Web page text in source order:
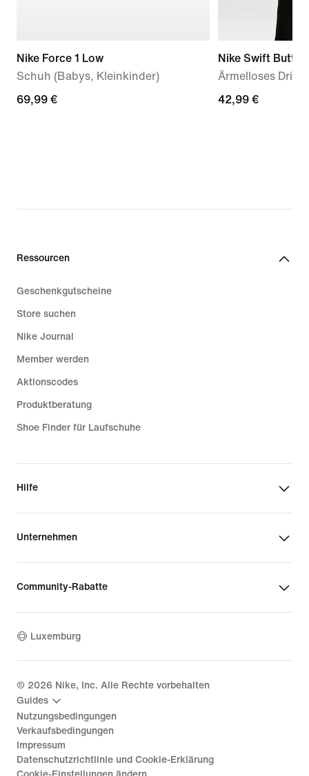
Nike Force 1 Low
Schuh (Babys, Kleinkinder)
69,99 €
69,99 €
Nike Swift
Ärmelloses Dri-
42,99 €
42,99 €
Ressourcen
Geschenkgutscheine
Store suchen
Nike Journal
Member werden
Aktionscodes
Produktberatung
Shoe Finder für Laufschuhe
Hilfe
Unternehmen
Community-Rabatte
Luxemburg
© 2026 Nike, Inc. Alle Rechte vorbehalten
Guides
Nutzungsbedingungen
Verkaufsbedingungen
Impressum
Datenschutzrichtlinie und Cookie-Erklärung